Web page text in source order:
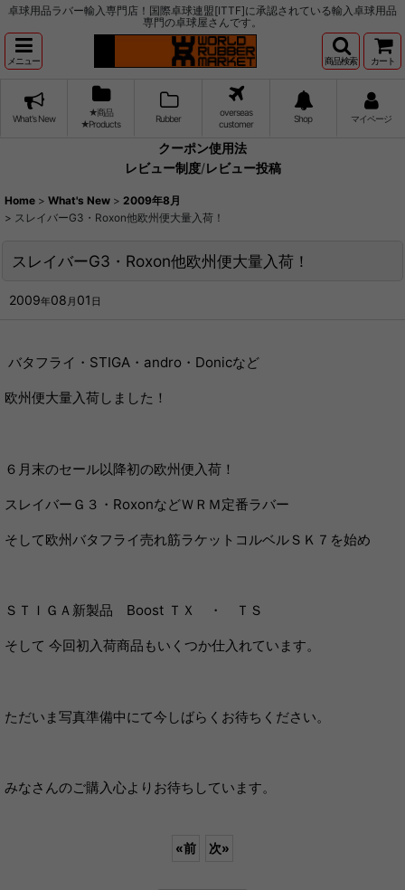
卓球用品ラバー輸入専門店！国際卓球連盟[ITTF]に承認されている輸入卓球用品
専門の卓球屋さんです。
メニュー 商品検索 カート
What's New
★商品
★Products
Rubber
overseas
customer
Shop マイページ
クーポン使用法
レビュー制度/レビュー投稿
Home > What's New > 2009年8月
> スレイバーG3・Roxon他欧州便大量入荷！
スレイバーG3・Roxon他欧州便大量入荷！
2009年08 月 01 日
バタフライ・STIGA・andro・Donicなど
欧州便大量入荷しました！
６月末のセール以降初の欧州便入荷！
スレイバーＧ３・RoxonなどＷＲＭ定番ラバー
そして欧州バタフライ売れ筋ラケットコルベルＳＫ７を始め
ＳＴＩＧＡ新製品 Boost ＴＸ ・ ＴＳ
そして 今回初入荷商品もいくつか仕入れています。
ただいま写真準備中にて今しばらくお待ちください。
みなさんのご購入心よりお待ちしています。
«前 次»